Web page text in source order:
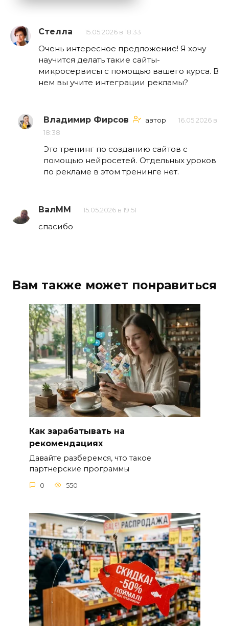
Стелла 15.05.2026 в 18:33
Очень интересное предложение! Я хочу
научится делать такие сайты-
микросервисы с помощью вашего курса. В
нем вы учите интеграции рекламы?
Владимир Фирсов автор
16.05.2026 в
18:38
Это тренинг по созданию сайтов с
помощью нейросетей. Отдельных уроков
по рекламе в этом тренинге нет.
ВалММ 15.05.2026 в 19:51
спасибо
Вам также может понравиться
Как зарабатывать на
рекомендациях
Давайте разберемся, что такое
партнерские программы
0 550